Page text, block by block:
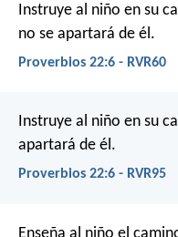
Instruye al niño en su
no se apartará de él.
Proverbios 22:6 - RVR60
Instruye al niño en su
apartará de él.
Proverbios 22:6 - RVR95
Enseña al niño el